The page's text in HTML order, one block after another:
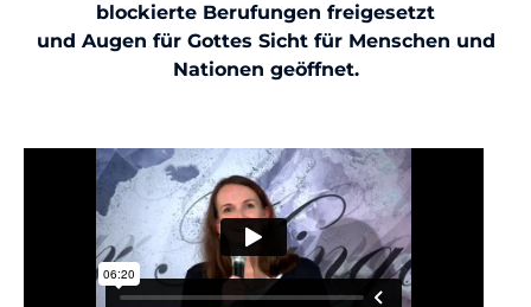
blockierte Berufungen freigesetzt
und Augen für Gottes Sicht für Menschen und
Nationen geöffnet.